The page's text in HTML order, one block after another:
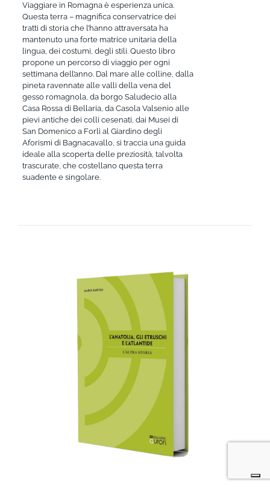
Viaggiare in Romagna è esperienza unica.
Questa terra – magnifica conservatrice dei
tratti di storia che l’hanno attraversata ha
mantenuto una forte matrice unitaria della
lingua, dei costumi, degli stili. Questo libro
propone un percorso di viaggio per ogni
settimana dell’anno. Dal mare alle colline, dalla
pineta ravennate alle valli della vena del
gesso romagnola, da borgo Saludecio alla
Casa Rossa di Bellaria, da Casola Valsenio alle
pievi antiche dei colli cesenati, dai Musei di
San Domenico a Forlì al Giardino degli
Aforismi di Bagnacavallo, si traccia una guida
ideale alla scoperta delle preziosità, talvolta
trascurate, che costellano questa terra
suadente e singolare.
AGGIUNGI AL CARRELLO /